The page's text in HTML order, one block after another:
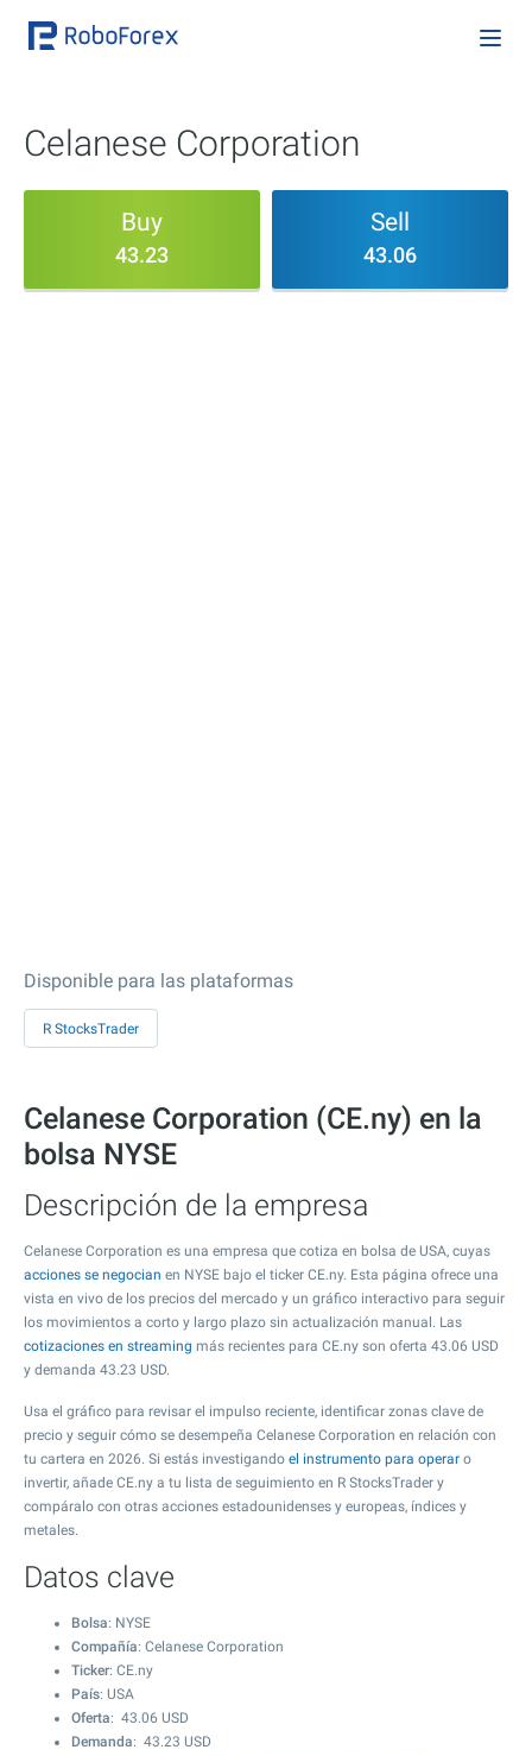
Celanese Corporation
Buy
43.23
Sell
43.06
Disponible para las plataformas
R StocksTrader
Celanese Corporation (CE.ny) en la
bolsa NYSE
Descripción de la empresa
Celanese Corporation es una empresa que cotiza en bolsa de USA, cuyas
acciones se negocian en NYSE bajo el ticker CE.ny. Esta página ofrece una
vista en vivo de los precios del mercado y un gráfico interactivo para seguir
los movimientos a corto y largo plazo sin actualización manual. Las
cotizaciones en streaming más recientes para CE.ny son oferta 43.06 USD
y demanda 43.23 USD.
Usa el gráfico para revisar el impulso reciente, identificar zonas clave de
precio y seguir cómo se desempeña Celanese Corporation en relación con
tu cartera en 2026. Si estás investigando el instrumento para operar o
invertir, añade CE.ny a tu lista de seguimiento en R StocksTrader y
compáralo con otras acciones estadounidenses y europeas, índices y
metales.
Datos clave
Bolsa: NYSE
Compañía: Celanese Corporation
Ticker: CE.ny
País: USA
Oferta: 43.06 USD
Demanda: 43.23 USD